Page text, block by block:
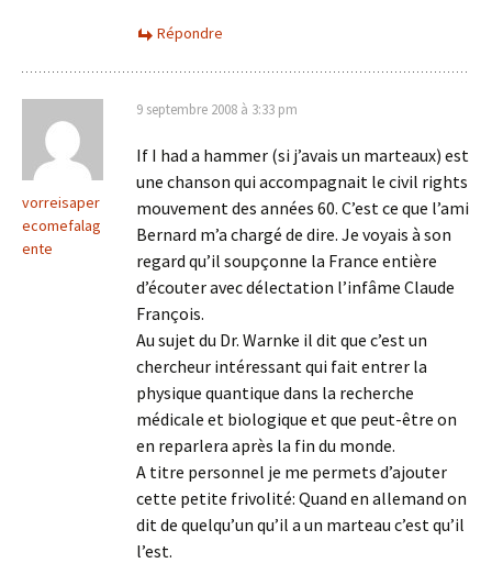
Répondre
vorreisaper
ecomefalag
ente
9 septembre 2008 à 3:33 pm
If I had a hammer (si j’avais un marteaux) est
une chanson qui accompagnait le civil rights
mouvement des années 60. C’est ce que l’ami
Bernard m’a chargé de dire. Je voyais à son
regard qu’il soupçonne la France entière
d’écouter avec délectation l’infâme Claude
François.
Au sujet du Dr. Warnke il dit que c’est un
chercheur intéressant qui fait entrer la
physique quantique dans la recherche
médicale et biologique et que peut-être on
en reparlera après la fin du monde.
A titre personnel je me permets d’ajouter
cette petite frivolité: Quand en allemand on
dit de quelqu’un qu’il a un marteau c’est qu’il
l’est.